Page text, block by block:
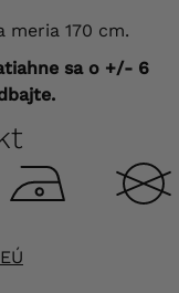
meria 170 cm.
sa o +/- 6